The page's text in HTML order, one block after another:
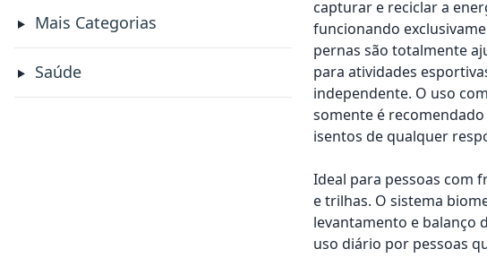
Mais Categorias
Saúde
capturar e reciclar a
funcionando
pernas são totalmente
para atividades
independente. O uso
somente é
isentos de qualquer
Ideal para pessoas com
e trilhas. O sistema
levantamento e balanço
uso diário por pessoas